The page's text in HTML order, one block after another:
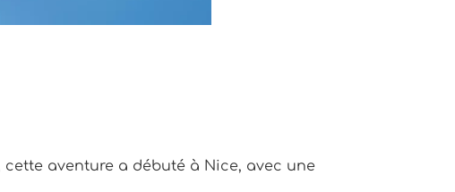
cette aventure a débuté à Nice, avec une